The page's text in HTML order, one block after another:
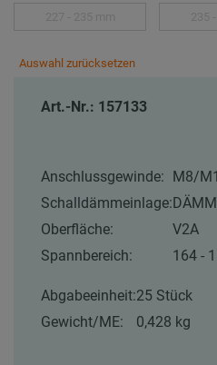
Auswahl zurücksetzen
Art.-Nr.: 157133
Anschlussgewinde:
M8/
Schalldämmeinlage:
Oberfläche:
V2A
Spannbereich:
164 -
Abgabeeinheit:25 Stück
Gewicht/ME:
0,428 kg